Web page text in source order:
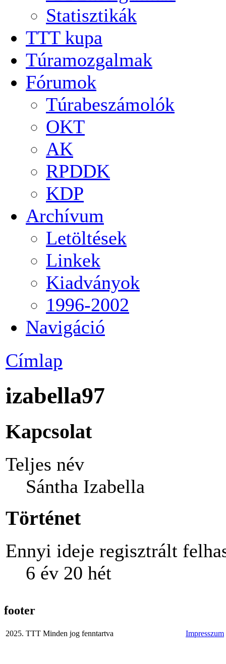
Statisztikák
TTT kupa
Túramozgalmak
Fórumok
Túrabeszámolók
OKT
AK
RPDDK
KDP
Archívum
Letöltések
Linkek
Kiadványok
1996-2002
Navigáció
Címlap
izabella97
Kapcsolat
Teljes név
Sántha Izabella
Történet
Ennyi ideje regisztrált
6 év 20 hét
footer
2025. TTT Minden jog fenntartva Impresszum